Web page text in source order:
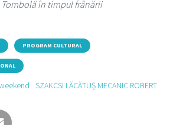
Tombolă în timpul frânării
PROGRAM CULTURAL
SZAKCSI LĂCĂTUȘ MECANIC ROBERT